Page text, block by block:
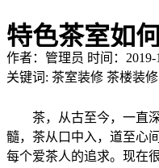
特色茶室如
鉴赏
作者：管理员 时间：2019-
关键词: 茶室装修 茶楼装修
茶，从古至今，一直
髓，茶从口中入，道至心
每个爱茶人的追求。现在